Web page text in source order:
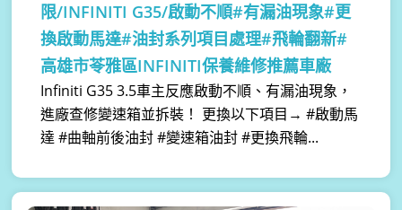
限/INFINITI G35/啟動不順#有漏油現象#更
換啟動馬達#油封系列項目處理#飛輪翻新#
高雄市苓雅區INFINITI保養維修推薦車廠
Infiniti G35 3.5車主反應啟動不順、有漏油現象，
進廠查修變速箱並拆裝！ 更換以下項目→ #啟動馬
達 #曲軸前後油封 #變速箱油封 #更換飛輪...